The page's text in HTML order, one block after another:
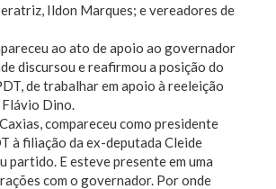
Ildon Marques; e vereadores de
ao ato de apoio ao governador
discursou e reafirmou a posição do
de trabalhar em apoio à reeleição
Dino.
compareceu como presidente
à filiação da ex-deputada Cleide
partido. E esteve presente em uma
com o governador. Por onde